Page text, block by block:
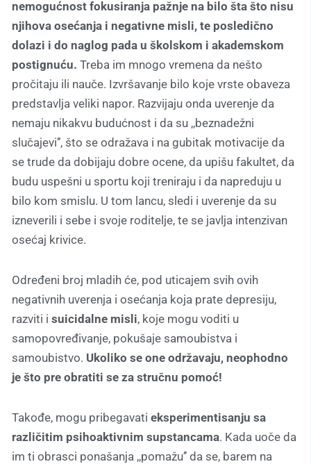
nemogućnost fokusiranja pažnje na bilo šta što nisu
njihova osećanja i negativne misli, te posledično
dolazi i do naglog pada u školskom i akademskom
postignuću. Treba im mnogo vremena da nešto
pročitaju ili nauče. Izvršavanje bilo koje vrste obaveza
predstavlja veliki napor. Razvijaju onda uverenje da
nemaju nikakvu budućnost i da su ,,beznadežni
slučajevi’’, što se odražava i na gubitak motivacije da
se trude da dobijaju dobre ocene, da upišu fakultet, da
budu uspešni u sportu koji treniraju i da napreduju u
bilo kom smislu. U tom lancu, sledi i uverenje da su
izneverili i sebe i svoje roditelje, te se javlja intenzivan
osećaj krivice.
Određeni broj mladih će, pod uticajem svih ovih
negativnih uverenja i osećanja koja prate depresiju,
razviti i suicidalne misli, koje mogu voditi u
samopovređivanje, pokušaje samoubistva i
samoubistvo. Ukoliko se one održavaju, neophodno
je što pre obratiti se za stručnu pomoć!
Takođe, mogu pribegavati eksperimentisanju sa
različitim psihoaktivnim supstancama. Kada uoče da
im ti obrasci ponašanja ,,pomažu’’ da se, barem na